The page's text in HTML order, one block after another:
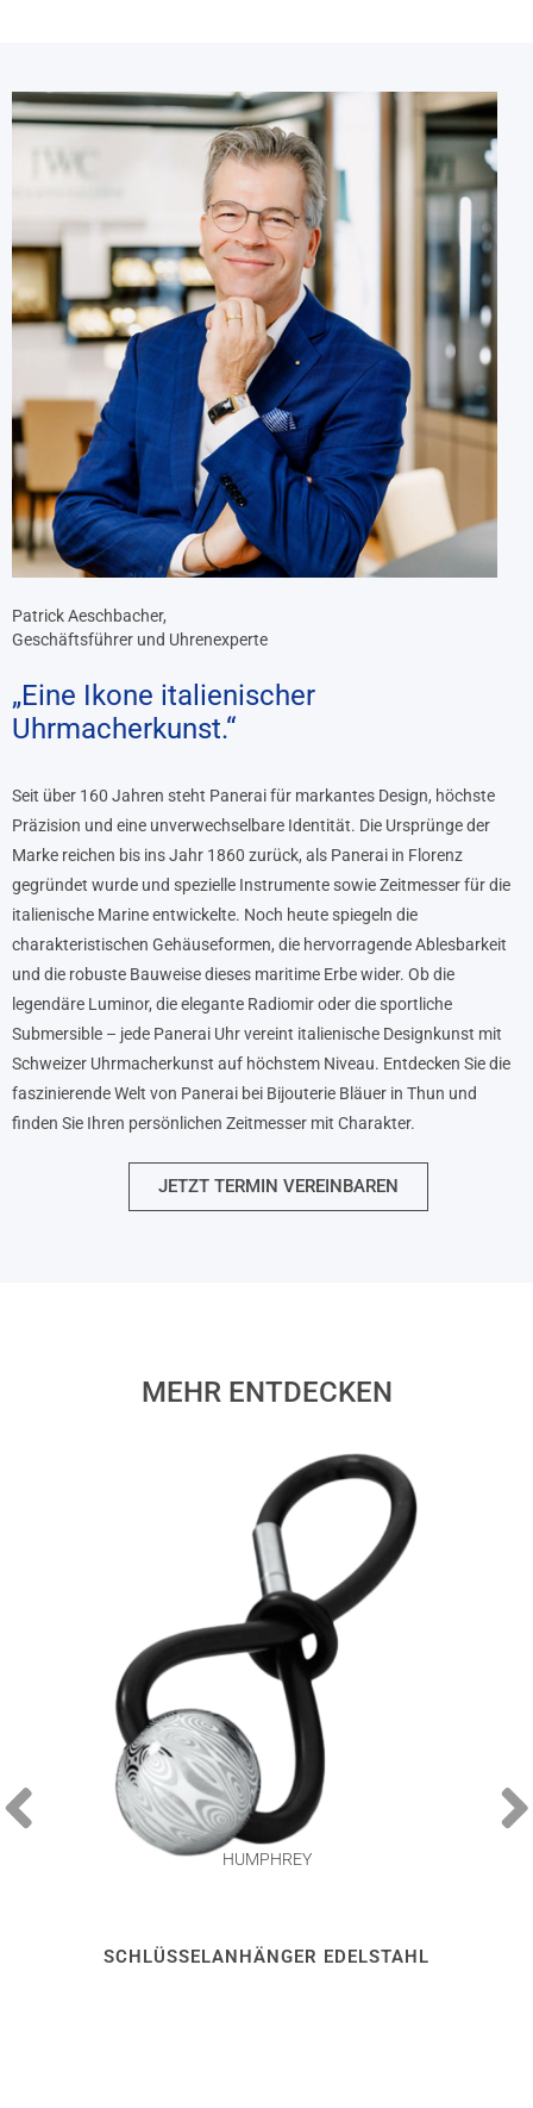
Patrick Aeschbacher,
Geschäftsführer und Uhrenexperte
„Eine Ikone italienischer
Uhrmacherkunst.“
Seit über 160 Jahren steht Panerai für markantes Design, höchste
Präzision und eine unverwechselbare Identität. Die Ursprünge der
Marke reichen bis ins Jahr 1860 zurück, als Panerai in Florenz
gegründet wurde und spezielle Instrumente sowie Zeitmesser für die
italienische Marine entwickelte. Noch heute spiegeln die
charakteristischen Gehäuseformen, die hervorragende Ablesbarkeit
und die robuste Bauweise dieses maritime Erbe wider. Ob die
legendäre Luminor, die elegante Radiomir oder die sportliche
Submersible – jede Panerai Uhr vereint italienische Designkunst mit
Schweizer Uhrmacherkunst auf höchstem Niveau. Entdecken Sie die
faszinierende Welt von Panerai bei Bijouterie Bläuer in Thun und
finden Sie Ihren persönlichen Zeitmesser mit Charakter.
JETZT TERMIN VEREINBAREN
MEHR ENTDECKEN
HUMPHREY
SCHLÜSSELANHÄNGER EDELSTAHL